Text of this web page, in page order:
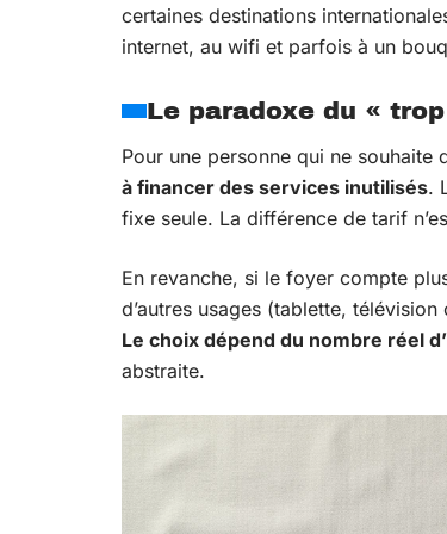
certaines destinations
internet, au wifi et parfois à un
Le paradoxe du «
Pour une personne qui ne souhaite
à financer des services inutilisés.
fixe seule. La différence de tarif
En revanche, si le foyer compte
d’autres usages (tablette,
Le choix dépend du nombre réel
abstraite.